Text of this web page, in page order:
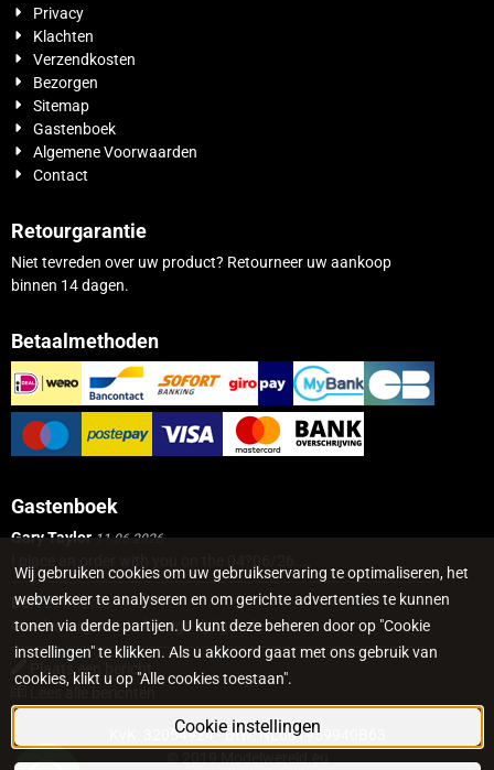
Privacy
Klachten
Verzendkosten
Bezorgen
Sitemap
Gastenboek
Algemene Voorwaarden
Contact
Retourgarantie
Niet tevreden over uw product? Retourneer uw aankoop
binnen 14 dagen.
Betaalmethoden
Gastenboek
Gary Taylor 11.06.2026
Bert 21.01.2026
Goedemorgen Ik heb enige tijd geleden een...
Plaats een bericht
Lees alle berichten
KvK: 32054924 - Btw: NL001959940B63
© 2019 Modelwereld.eu
Wij gebruiken cookies om uw gebruikservaring te optimaliseren, het
webverkeer te analyseren en om gerichte advertenties te kunnen
tonen via derde partijen. U kunt deze beheren door op "Cookie
instellingen" te klikken. Als u akkoord gaat met ons gebruik van
cookies, klikt u op "Alle cookies toestaan".
Cookie instellingen